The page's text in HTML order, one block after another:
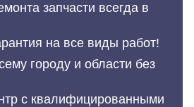
запчасти всегда в
на все виды работ!
городу и области без
с квалифицированными